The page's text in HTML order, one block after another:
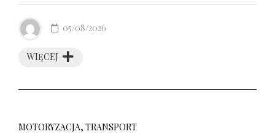
WIĘCEJ
05/08/2026
MOTORYZACJA, TRANSPORT